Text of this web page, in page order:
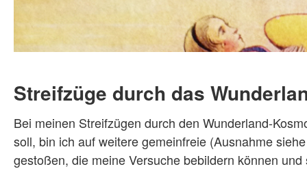
Streifzüge durch das
Bei meinen Streifzügen durch den Wunderland-
soll, bin ich auf weitere gemeinfreie (Ausnahme
gestoßen, die meine Versuche bebildern können